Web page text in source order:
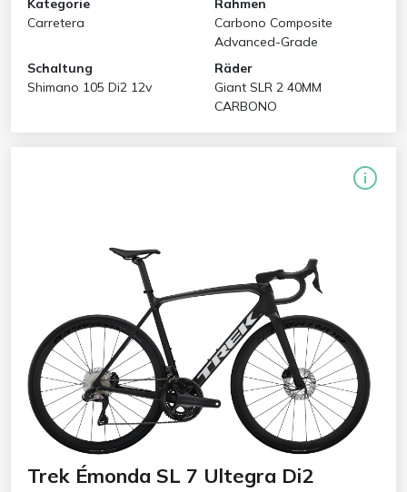
Kategorie
Carretera
Rahmen
Carbono Composite
Advanced-Grade
Schaltung
Shimano 105 Di2 12v
Räder
Giant SLR 2 40MM
CARBONO
Trek Émonda SL 7 Ultegra Di2